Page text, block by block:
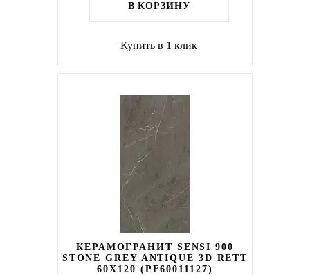
В КОРЗИНУ
Купить в 1 клик
КЕРАМОГРАНИТ SENSI 900
STONE GREY ANTIQUE 3D RETT
60X120 (PF60011127)